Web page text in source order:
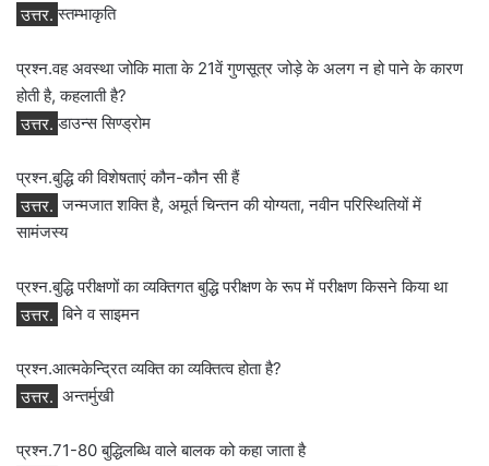
उत्तर. स्तम्भाकृति
प्रश्न.वह अवस्था जोकि माता के 21वें गुणसूत्र जोड़े के अलग न हो पाने के कारण
होती है, कहलाती है?
उत्तर. डाउन्स सिण्ड्रोम
प्रश्न.बुद्धि की विशेषताएं कौन-कौन सी हैं
उत्तर. जन्‍मजात शक्ति है, अमूर्त चिन्‍तन की योग्‍यता, नवीन परिस्थितियों में
सामंजस्‍य
प्रश्न.बुद्धि परीक्षणों का व्‍यक्तिगत बुद्धि परीक्षण के रूप में परीक्षण किसने किया था
उत्तर. बिने व साइमन
प्रश्न.आत्‍मकेन्द्रित व्‍यक्ति का व्‍यक्तित्‍व होता है?
उत्तर. अन्‍तर्मुखी
प्रश्न.71-80 बुद्धिलब्धि वाले बालक को कहा जाता है